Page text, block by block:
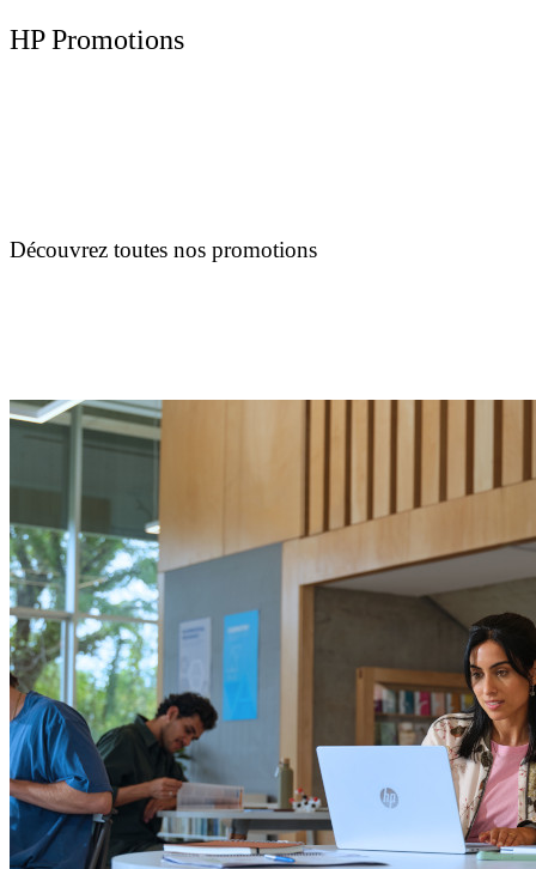
HP Promotions
Découvrez toutes nos promotions